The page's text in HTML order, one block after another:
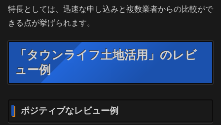
特長としては、迅速な申し込みと複数業者からの比較がで
きる点が挙げられます。
「タウンライフ土地活用」のレビ
ュー例
ポジティブなレビュー例